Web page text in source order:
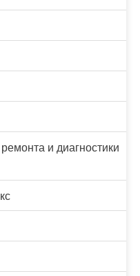
и диагностики